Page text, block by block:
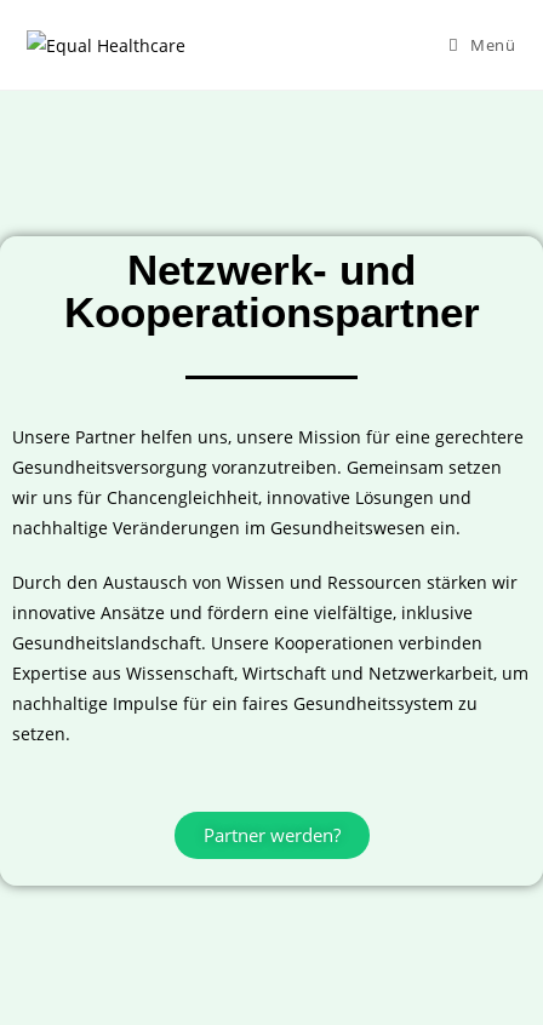
Menü
Netzwerk- und
Kooperationspartner
Unsere Partner helfen uns, unsere Mission für eine gerechtere
Gesundheitsversorgung voranzutreiben. Gemeinsam setzen
wir uns für Chancengleichheit, innovative Lösungen und
nachhaltige Veränderungen im Gesundheitswesen ein.
Durch den Austausch von Wissen und Ressourcen stärken wir
innovative Ansätze und fördern eine vielfältige, inklusive
Gesundheitslandschaft. Unsere Kooperationen verbinden
Expertise aus Wissenschaft, Wirtschaft und Netzwerkarbeit, um
nachhaltige Impulse für ein faires Gesundheitssystem zu
setzen.
Partner werden?